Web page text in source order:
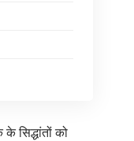
सिद्धांतों को